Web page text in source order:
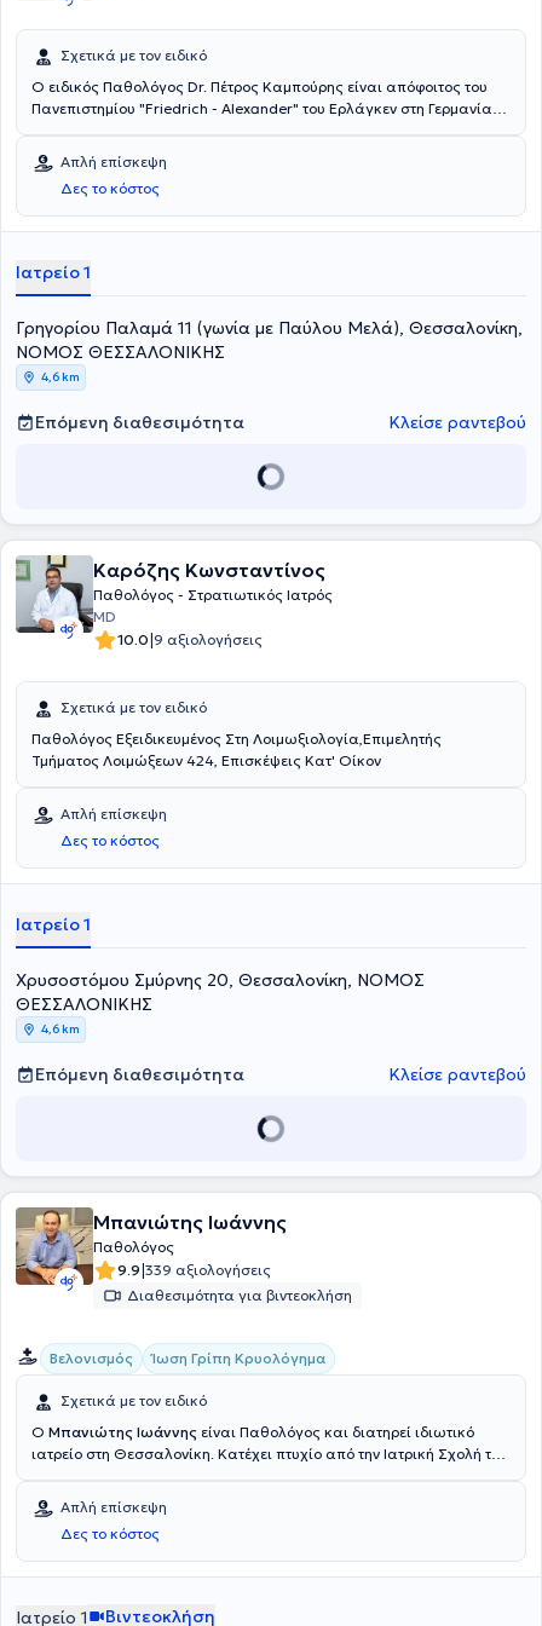
Σχετικά με τον ειδικό
Ο ειδικός Παθολόγος Dr. Πέτρος Καμπούρης είναι απόφοιτος του
Πανεπιστημίου "Friedrich - Alexander" του Ερλάγκεν στη Γερμανία
Πανεπιστημίου. Εξειδικεύτηκε στην Ειδική Παθολογία στο
Νοσοκομείο "Klinikum Bremen-Ost" στην Βρέμη. Εργάστηκε στο
νοσοκομείο "Deegenberg Klinik" του Bad Kissingen και στο Κέντρο
Αποκατάστασης "Reha Klinik Bad Aibling" στην Βαυαρία. Ο Dr.
Παχυσαρκίας και αναλαμβάνει περιστατικά που άπτονται όλου του
φάσματος της παθολογίας και της διαβητολογίας.
Απλή επίσκεψη
Δες το κόστος
Ιατρείο 1
Γρηγορίου Παλαμά 11 (γωνία με Παύλου Μελά), Θεσσαλονίκη,
ΝΟΜΟΣ ΘΕΣΣΑΛΟΝΙΚΗΣ
4,6 km
Επόμενη διαθεσιμότητα Κλείσε ραντεβού
Καρόζης Κωνσταντίνος
Παθολόγος - Στρατιωτικός Ιατρός
MD
10.0|9 αξιολογήσεις
Σχετικά με τον ειδικό
Παθολόγος Εξειδικευμένος Στη Λοιμωξιολογία,Επιμελητής
Τμήματος Λοιμώξεων 424, Επισκέψεις Κατ' Οίκον
Απλή επίσκεψη
Δες το κόστος
Ιατρείο 1
Χρυσοστόμου Σμύρνης 20, Θεσσαλονίκη, ΝΟΜΟΣ
ΘΕΣΣΑΛΟΝΙΚΗΣ
4,6 km
Επόμενη διαθεσιμότητα Κλείσε ραντεβού
Μπανιώτης Ιωάννης
Παθολόγος
9.9|339 αξιολογήσεις
Διαθεσιμότητα για βιντεοκλήση
Βελονισμός Ίωση Γρίπη Κρυολόγημα
Σχετικά με τον ειδικό
Ο Μπανιώτης Ιωάννης είναι Παθολόγος και διατηρεί ιδιωτικό
ιατρείο στη Θεσσαλονίκη. Κατέχει πτυχίο από την Ιατρική Σχολή του
Παθολογία στο Γενικό Νοσοκομείο Γιαννιτσών και στο Γενικό
Νοσοκομείο Θεσσαλονίκης "Ο Άγιος Δημήτριος". Επιπλέον, έπειτα
από διετή εκπαίδευση, απέκτησε πιστοποίηση στον Ιατρικό
βελονισμό, ενώ έχει μετεκπαιδευτεί στο Hospital of Acupuncture and
Sciences. Από το 2007 έως το 2013 παρείχε τις υπηρεσίες του ως
Απλή επίσκεψη
Δες το κόστος
Ιατρείο 1 Βιντεοκλήση